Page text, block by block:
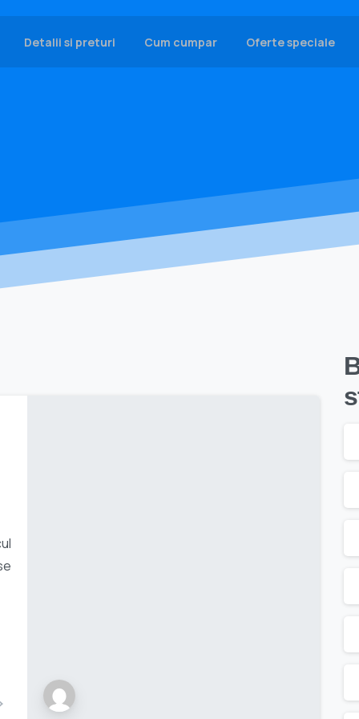
Detalii si preturi Cum cumpar Oferte speciale